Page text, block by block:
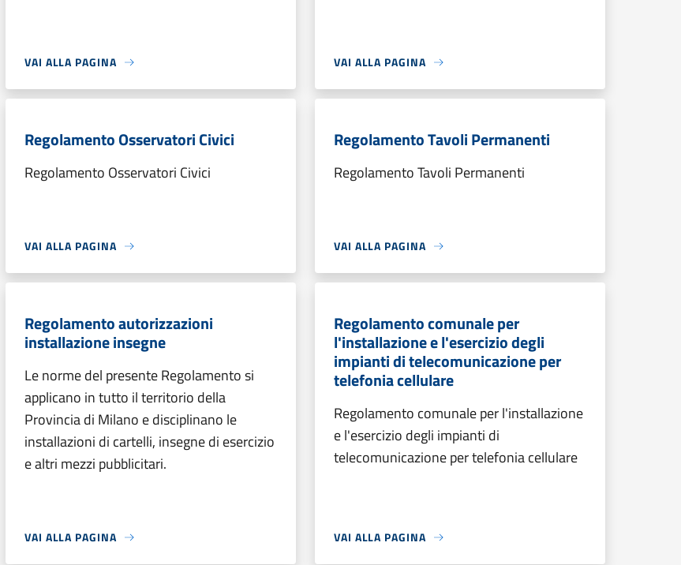
VAI ALLA PAGINA VAI ALLA PAGINA
Regolamento Osservatori Civici
Regolamento Osservatori Civici
VAI ALLA PAGINA
Regolamento Tavoli Permanenti
Regolamento Tavoli Permanenti
VAI ALLA PAGINA
Regolamento autorizzazioni
installazione insegne
Le norme del presente Regolamento si
applicano in tutto il territorio della
Provincia di Milano e disciplinano le
installazioni di cartelli, insegne di esercizio
e altri mezzi pubblicitari.
VAI ALLA PAGINA
Regolamento comunale per
l'installazione e l'esercizio degli
impianti di telecomunicazione per
telefonia cellulare
Regolamento comunale per l'installazione
e l'esercizio degli impianti di
telecomunicazione per telefonia cellulare
VAI ALLA PAGINA